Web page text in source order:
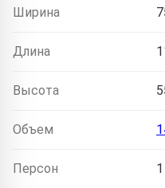
Ширина
Длина
Высота
Объем
Персон